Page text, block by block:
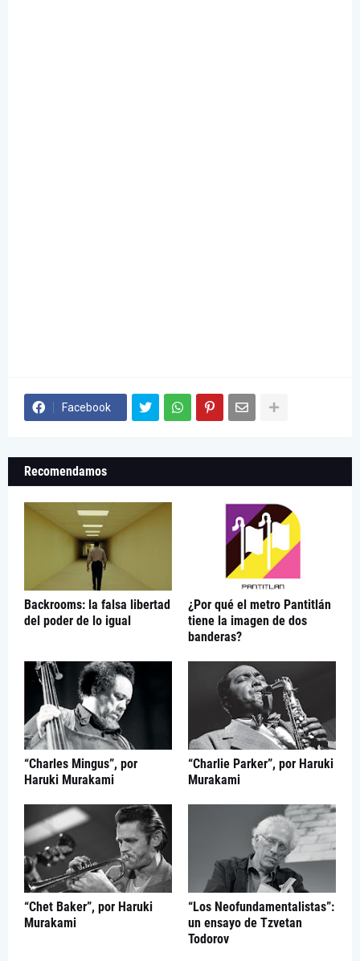
Facebook
Recomendamos
Backrooms: la falsa libertad
del poder de lo igual
¿Por qué el metro Pantitlán
tiene la imagen de dos
banderas?
“Charles Mingus”, por
Haruki Murakami
“Charlie Parker”, por Haruki
Murakami
“Chet Baker”, por Haruki
Murakami
“Los Neofundamentalistas”:
un ensayo de Tzvetan
Todorov